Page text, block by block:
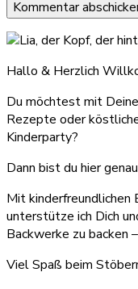
Hallo & Herzlich
Du möchtest mit
Rezepte oder
Kinderparty?
Dann bist du hier
Mit kinderfreundlichen
unterstütze ich Dich
Backwerke zu backen
Viel Spaß beim